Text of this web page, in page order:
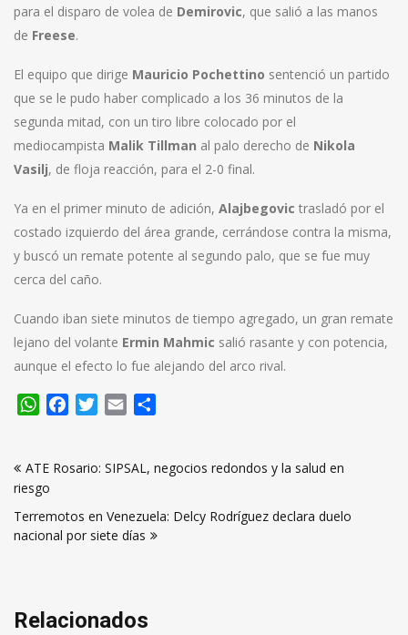
para el disparo de volea de Demirovic, que salió a las manos
de Freese.
El equipo que dirige Mauricio Pochettino sentenció un partido
que se le pudo haber complicado a los 36 minutos de la
segunda mitad, con un tiro libre colocado por el
mediocampista Malik Tillman al palo derecho de Nikola
Vasilj, de floja reacción, para el 2-0 final.
Ya en el primer minuto de adición, Alajbegovic trasladó por el
costado izquierdo del área grande, cerrándose contra la misma,
y buscó un remate potente al segundo palo, que se fue muy
cerca del caño.
Cuando iban siete minutos de tiempo agregado, un gran remate
lejano del volante Ermin Mahmic salió rasante y con potencia,
aunque el efecto lo fue alejando del arco rival.
WhatsApp
FacebookTwitter
Email
de
entradas
ATE Rosario: SIPSAL, negocios redondos y la salud en
riesgo
Terremotos en Venezuela: Delcy Rodríguez declara duelo
nacional por siete días
Relacionados